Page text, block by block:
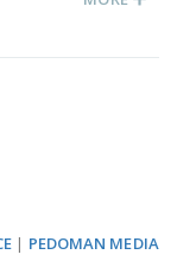
| PEDOMAN MEDIA